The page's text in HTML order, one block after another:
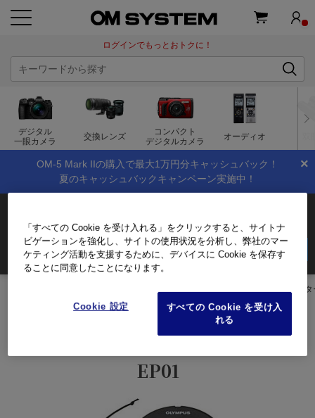
ログインでもっとおトクに！
デジタル
一眼カメラ
交換レンズ
コンパクト
デジタルカメラ
オーディオ
×
OM-5 Mark IIの購入で最大1万円分キャッシュバック！
夏のキャッシュバックキャンペーン実施中！
5,280 (税込)
ログイン して会員価格をチェック!
商品を購入する
製品・オンラインストア アクセサリー 防水プロテク
マクロレンズアダプター PMLA-
EP01
「すべての Cookie を受け入れる」をクリックすると、サイトナ
ビゲーションを強化し、サイトの使用状況を分析し、弊社のマー
ケティング活動を支援するために、デバイスに Cookie を保存す
ることに同意したことになります。
Cookie 設定
すべての Cookie を受け入
れる